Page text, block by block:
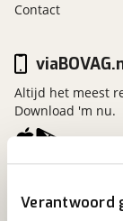
Verantwoord
Contact
Altijd het meest
Download 'm nu.